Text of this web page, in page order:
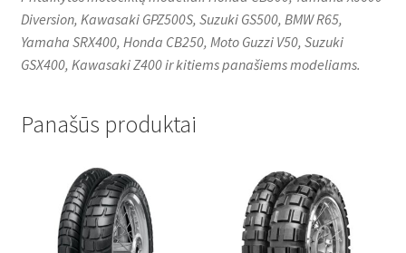
Diversion, Kawasaki GPZ500S, Suzuki GS500, BMW R65,
Yamaha SRX400, Honda CB250, Moto Guzzi V50, Suzuki
GSX400, Kawasaki Z400 ir kitiems panašiems modeliams.
Panašūs produktai